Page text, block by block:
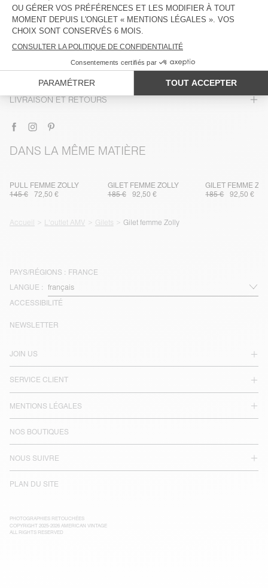
DESCRIPTION
TAILLE ET COUPE
COMPOSITION
TRAÇABILITÉ
LIVRAISON ET RETOURS
DANS LA MÊME MATIÈRE
PULL FEMME ZOLLY
145 €
72,50 €
GILET FEMME ZOLLY
185 €
92,50 €
GILET FEMME
185 €
92,50 €
Accueil L'outlet AMV Gilets Gilet femme Zolly
PAYS/RÉGIONS : FRANCE
LANGUE :
ACCESSIBILITÉ
JOIN US
SERVICE CLIENT
MENTIONS LÉGALES
NOS BOUTIQUES
NOUS SUIVRE
PLAN DU SITE
NEWSLETTER
PHOTOGRAPHIES RETOUCHÉES
COPYRIGHT 2025-2026 AMERICAN VINTAGE
ALL RIGHTS RESERVED